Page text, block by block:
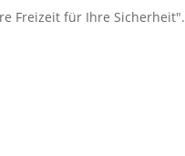
Freizeit für Ihre Sicherheit".